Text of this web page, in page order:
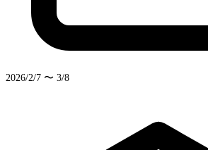
2026/2/7 〜 3/8